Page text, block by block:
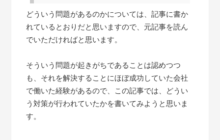
どういう問題があるのかについては、記事に書か
れているとおりだと思いますので、元記事を読ん
でいただければと思います。
そういう問題が起きがちであることは認めつつ
も、それを解決することにほぼ成功していた会社
で働いた経験があるので、この記事では、どうい
う対策が行われていたかを書いてみようと思いま
す。